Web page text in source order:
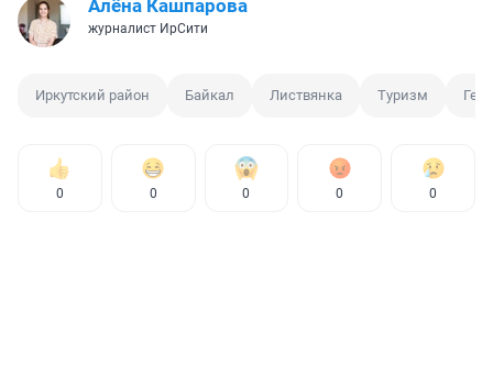
Алёна Кашпарова
журналист ИрСити
Иркутский район Байкал Листвянка Туризм
0 0 0 0 0